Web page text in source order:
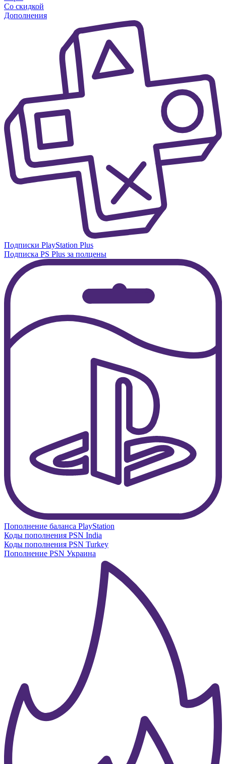
Со скидкой
Дополнения
Подписки PlayStation Plus
Подписка PS Plus за полцены
Пополнение баланса PlayStation
Коды пополнения PSN India
Коды пополнения PSN Turkey
Пополнение PSN Украина